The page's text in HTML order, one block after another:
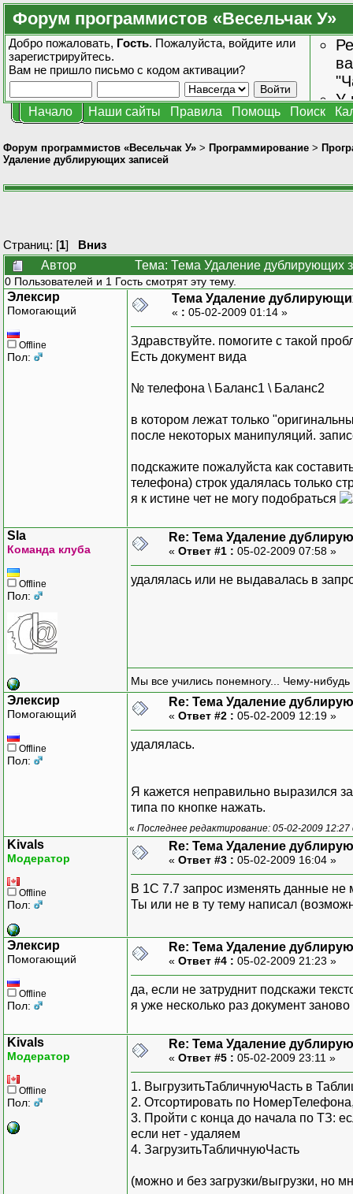
Форум программистов «Весельчак У»
Добро пожаловать, Гость. Пожалуйста, войдите или
зарегистрируйтесь.
Вам не пришло письмо с кодом активации?
У
Начало Наши сайты Правила Помощь Поиск
Форум программистов «Весельчак У» > Программирование >
Удаление дублирующих записей
Страниц: [1] Вниз
Автор
Тема: Тема Удаление дублирующих
0 Пользователей и 1 Гость смотрят эту тему.
Элексир
Помогающий
Offline
Пол:
Тема Удаление
« : 05-02-2009 01:14 »
Здравствуйте. помогите с такой
Есть документ вида
№ телефона \ Баланс1 \ Баланс2
в котором лежат только
после некоторых манипуляций.
подскажите пожалуйста как
телефона) строк удалялась только
я к истине чет не могу подобраться
Sla
Команда клуба
Offline
Пол:
Re: Тема Удаление
« Ответ #1 : 05-02-2009 07:58 »
удалялась или не выдавалась в
Мы все учились понемногу... Чему-нибудь
Элексир
Помогающий
Offline
Пол:
Re: Тема Удаление
« Ответ #2 : 05-02-2009 12:19 »
удалялась.
Я кажется неправильно выразился
типа по кнопке нажать.
« Последнее редактирование: 05-02-2009
Kivals
Модератор
Offline
Пол:
Re: Тема Удаление
« Ответ #3 : 05-02-2009 16:04 »
В 1С 7.7 запрос изменять данные не
Ты или не в ту тему написал
Элексир
Помогающий
Offline
Пол:
Re: Тема Удаление
« Ответ #4 : 05-02-2009 21:23 »
да, если не затруднит подскажи
я уже несколько раз документ
Kivals
Модератор
Offline
Пол:
Re: Тема Удаление
« Ответ #5 : 05-02-2009 23:11 »
1. ВыгрузитьТабличнуюЧасть в
2. Отсортировать по
3. Пройти с конца до начала по ТЗ:
если нет - удаляем
4. ЗагрузитьТабличнуюЧасть
(можно и без загрузки/выгрузки, но